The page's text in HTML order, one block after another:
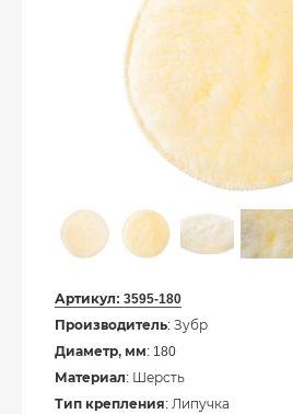
Артикул: 3595-180
Производитель: Зубр
Диаметр, мм: 180
Материал: Шерсть
Тип крепления: Липучка